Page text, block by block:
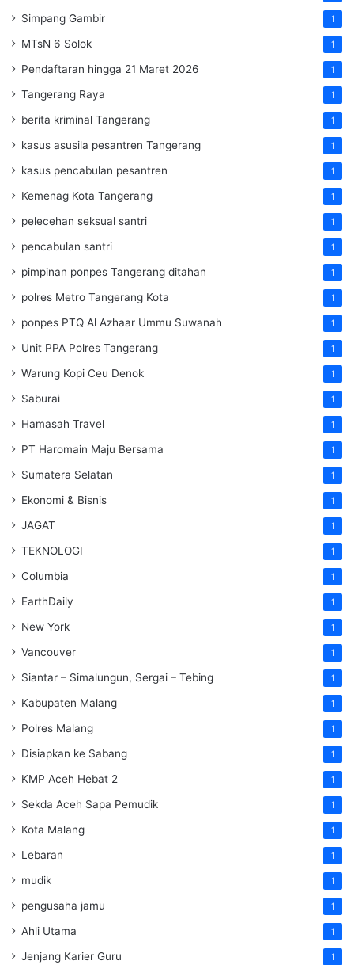
Simpang Gambir 1
MTsN 6 Solok 1
Pendaftaran hingga 21 Maret 2026 1
Tangerang Raya 1
berita kriminal Tangerang 1
kasus asusila pesantren Tangerang 1
kasus pencabulan pesantren 1
Kemenag Kota Tangerang 1
pelecehan seksual santri 1
pencabulan santri 1
pimpinan ponpes Tangerang ditahan 1
polres Metro Tangerang Kota 1
ponpes PTQ Al Azhaar Ummu Suwanah 1
Unit PPA Polres Tangerang 1
Warung Kopi Ceu Denok 1
Saburai 1
Hamasah Travel 1
PT Haromain Maju Bersama 1
Sumatera Selatan 1
Ekonomi & Bisnis 1
JAGAT 1
TEKNOLOGI 1
Columbia 1
EarthDaily 1
New York 1
Vancouver 1
Siantar – Simalungun, Sergai – Tebing 1
Kabupaten Malang 1
Polres Malang 1
Disiapkan ke Sabang 1
KMP Aceh Hebat 2 1
Sekda Aceh Sapa Pemudik 1
Kota Malang 1
Lebaran 1
mudik 1
pengusaha jamu 1
Ahli Utama 1
Jenjang Karier Guru 1